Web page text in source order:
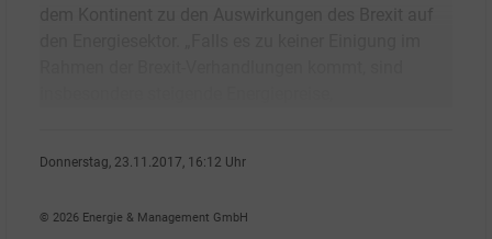
Donnerstag, 23.11.2017, 16:12 Uhr
© 2026 Energie & Management GmbH